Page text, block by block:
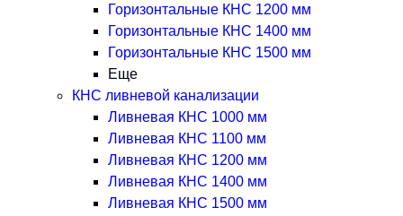
Горизонтальные КНС 1200 мм
Горизонтальные КНС 1400 мм
Горизонтальные КНС 1500 мм
Еще
КНС ливневой канализации
Ливневая КНС 1000 мм
Ливневая КНС 1100 мм
Ливневая КНС 1200 мм
Ливневая КНС 1400 мм
Ливневая КНС 1500 мм